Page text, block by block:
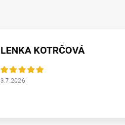
LENKA KOTRČOVÁ
3.7.2026